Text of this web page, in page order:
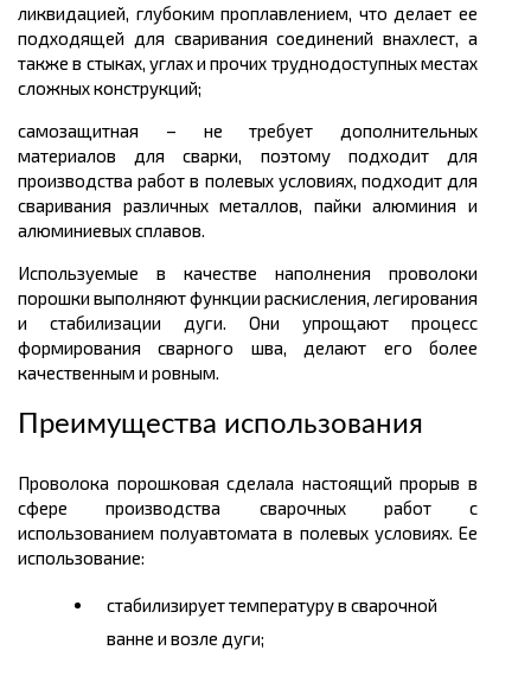
ликвидацией, глубоким проплавлением, что делает ее
подходящей для сваривания соединений внахлест, а
также в стыках, углах и прочих труднодоступных местах
сложных конструкций;
самозащитная – не требует дополнительных
материалов для сварки, поэтому подходит для
производства работ в полевых условиях, подходит для
сваривания различных металлов, пайки алюминия и
алюминиевых сплавов.
Используемые в качестве наполнения проволоки
порошки выполняют функции раскисления, легирования
и стабилизации дуги. Они упрощают процесс
формирования сварного шва, делают его более
качественным и ровным.
Преимущества использования
Проволока порошковая сделала настоящий прорыв в
сфере производства сварочных работ с
использованием полуавтомата в полевых условиях. Ее
использование:
стабилизирует температуру в сварочной
ванне и возле дуги;